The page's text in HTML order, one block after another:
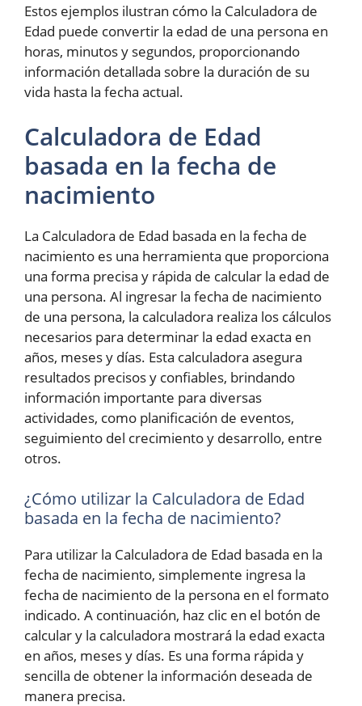
Estos ejemplos ilustran cómo la Calculadora de
Edad puede convertir la edad de una persona en
horas, minutos y segundos, proporcionando
información detallada sobre la duración de su
vida hasta la fecha actual.
Calculadora de Edad
basada en la fecha de
nacimiento
La Calculadora de Edad basada en la fecha de
nacimiento es una herramienta que proporciona
una forma precisa y rápida de calcular la edad de
una persona. Al ingresar la fecha de nacimiento
de una persona, la calculadora realiza los cálculos
necesarios para determinar la edad exacta en
años, meses y días. Esta calculadora asegura
resultados precisos y confiables, brindando
información importante para diversas
actividades, como planificación de eventos,
seguimiento del crecimiento y desarrollo, entre
otros.
¿Cómo utilizar la Calculadora de Edad
basada en la fecha de nacimiento?
Para utilizar la Calculadora de Edad basada en la
fecha de nacimiento, simplemente ingresa la
fecha de nacimiento de la persona en el formato
indicado. A continuación, haz clic en el botón de
calcular y la calculadora mostrará la edad exacta
en años, meses y días. Es una forma rápida y
sencilla de obtener la información deseada de
manera precisa.